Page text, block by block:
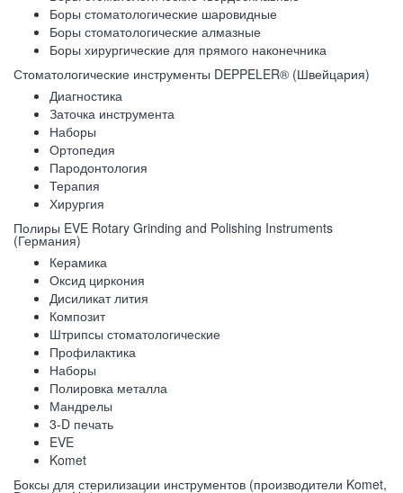
Боры стоматологические шаровидные
Боры стоматологические алмазные
Боры хирургические для прямого наконечника
Стоматологические инструменты DEPPELER® (Швейцария)
Диагностика
Заточка инструмента
Наборы
Ортопедия
Пародонтология
Терапия
Хирургия
Полиры EVE Rotary Grinding and Polishing Instruments
(Германия)
Керамика
Оксид циркония
Дисиликат лития
Композит
Штрипсы стоматологические
Профилактика
Наборы
Полировка металла
Мандрелы
3-D печать
EVE
Komet
Боксы для стерилизации инструментов (производители Komet,